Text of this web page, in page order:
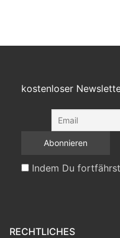
kostenloser
Indem Du
RECHTLICHES